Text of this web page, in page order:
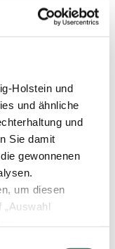
Holstein und
und ähnliche
und
Sie damit
gewonnenen
um diesen